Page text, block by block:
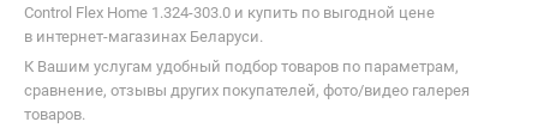
Control Flex Home 1.324-303.0 и купить по выгодной цене
в интернет-магазинах Беларуси.
К Вашим услугам удобный подбор товаров по параметрам,
сравнение, отзывы других покупателей, фото/видео галерея
товаров.